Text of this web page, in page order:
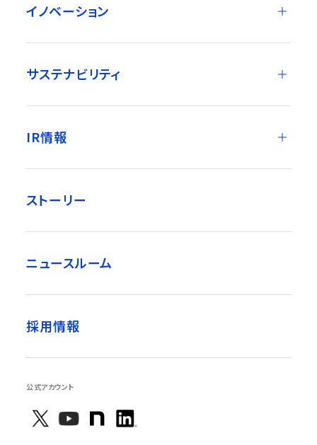
イノベーション
サステナビリティ
IR情報
ストーリー
ニュースルーム
採用情報
公式アカウント